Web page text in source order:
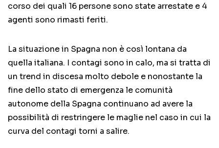
corso dei quali 16 persone sono state arrestate e 4
agenti sono rimasti feriti.
La situazione in Spagna non è così lontana da
quella italiana. I contagi sono in calo, ma si tratta di
un trend in discesa molto debole e nonostante la
fine dello stato di emergenza le comunità
autonome della Spagna continuano ad avere la
possibilità di restringere le maglie nel caso in cui la
curva del contagi torni a salire.